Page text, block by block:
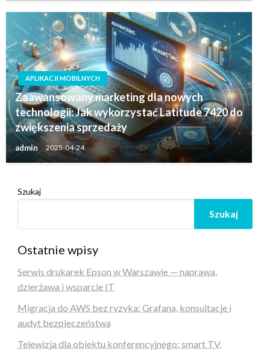
APLIKACJI MOBILNYCH
Zaawansowany marketing dla nowych
technologii: Jak wykorzystać Latitude 7420 do
zwiększenia sprzedaży
admin 2025-04-24
Szukaj
Szukaj
Ostatnie wpisy
Serwis drukarek Epson w Warszawie — naprawa,
dzierżawa i wsparcie IT
Migracja do AWS bez ryzyka: Grafana, konsultacje i
audyt bezpieczeństwa
Telewizja dla obiektu konferencyjnego: smart TV,